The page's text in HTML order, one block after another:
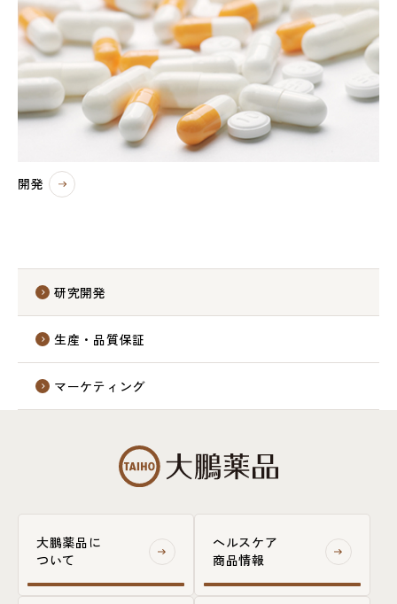
開発
研究開発
生産・品質保証
マーケティング
大鵬薬品に
ついて
ヘルスケア
商品情報